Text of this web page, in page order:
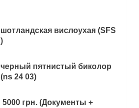
шотландская вислоухая (SFS
)
черный пятнистый биколор
(ns 24 03)
5000 грн. (Документы +